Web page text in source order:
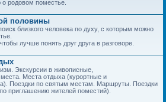
родовом поместье.
половины
близкого человека по духу, с которым можно
лучше понять друг друга в разговоре.
Экскурсии в живописные,
Места отдыха (курортные и
Поездки по святым местам. Маршруты. Поездки
приглашению жителей поместий).